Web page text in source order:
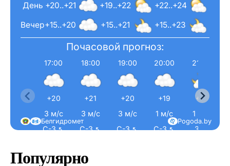
+20..+21
+15..+20
+19..+22
+15..+21
+22..+24
+15..+23
Вечер
День
Почасовой прогноз:
17:00
+20
3 м/с
С-З ↖
18:00
+21
3 м/с
С-З ↖
19:00
+20
3 м/с
С-З ↖
20:00
+19
1 м/с
С-З ↖
21:00
+17
1 м/с
З ←
Pogoda.by
Белгидромет
Популярно